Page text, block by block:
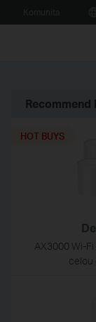
AX3000 Wi-
celou
HOT BUYS